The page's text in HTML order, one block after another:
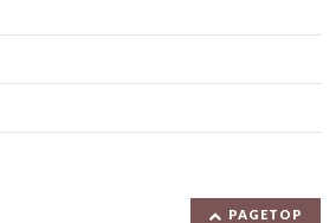
PAGETOP